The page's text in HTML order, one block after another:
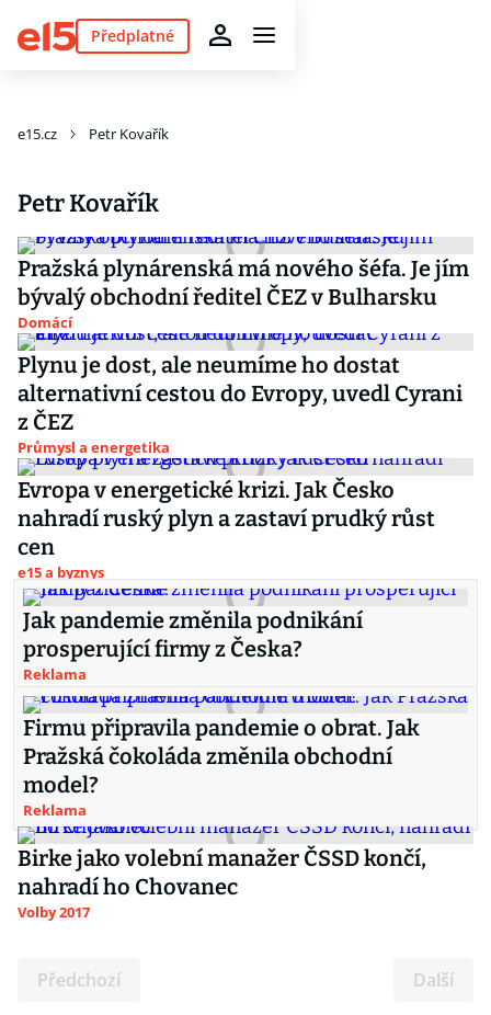
Předplatné
e15.cz Petr Kovařík
Petr Kovařík
Pražská plynárenská má nového šéfa. Je jím
bývalý obchodní ředitel ČEZ v Bulharsku
Domácí
Plynu je dost, ale neumíme ho dostat
alternativní cestou do Evropy, uvedl Cyrani
z ČEZ
Průmysl a energetika
Evropa v energetické krizi. Jak Česko
nahradí ruský plyn a zastaví prudký růst
cen
e15 a byznys
Jak pandemie změnila podnikání
prosperující firmy z Česka?
Reklama
Firmu připravila pandemie o obrat. Jak
Pražská čokoláda změnila obchodní
model?
Reklama
Birke jako volební manažer ČSSD končí,
nahradí ho Chovanec
Volby 2017
Předchozí Další